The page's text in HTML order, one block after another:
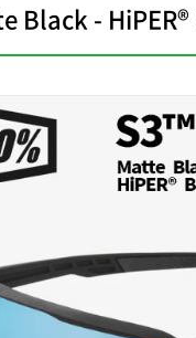
Black -